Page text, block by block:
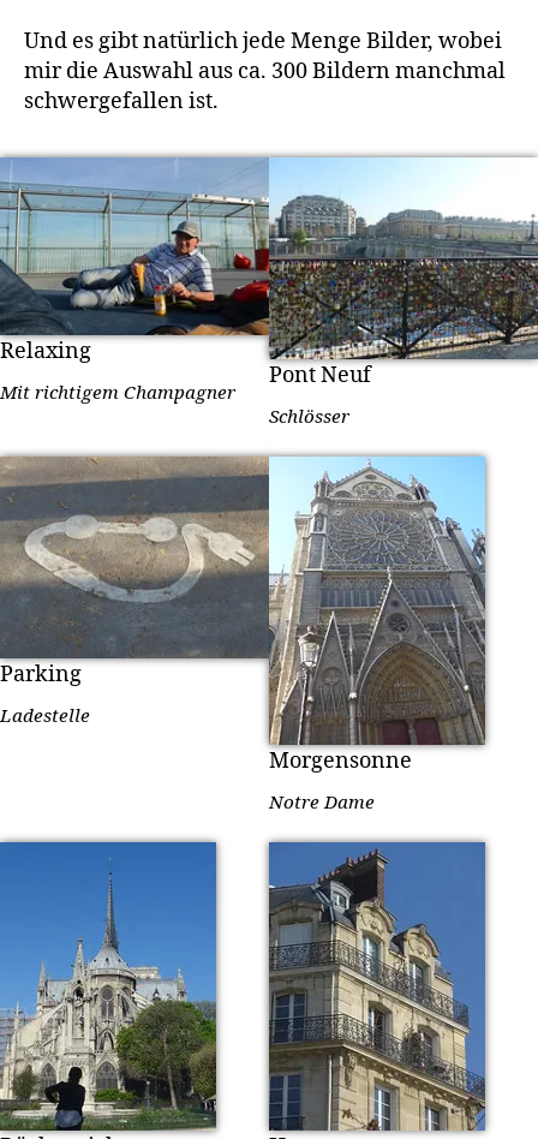
Und es gibt natürlich jede Menge Bilder, wobei
mir die Auswahl aus ca. 300 Bildern manchmal
schwergefallen ist.
Relaxing
Mit richtigem Champagner
Pont Neuf
Schlösser
Parking
Ladestelle
Morgensonne
Notre Dame